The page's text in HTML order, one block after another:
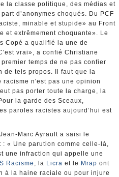
la classe politique, des médias et
d’anonymes choqués. Du PCF
minable et stupide» au Front
et extrêmement choquante». Le
Copé a qualifié la une de
vrai», a confié Christiane
temps de ne pas confier
de tels propos. Il faut que la
n'est pas une opinion
pas porter toute la charge, la
la garde des Sceaux,
paroles racistes aujourd’hui est
Marc Ayrault a saisi le
« Une parution comme celle-là,
une infraction qui appelle une
Racisme , la Licra et le Mrap ont
à la haine raciale ou pour injure